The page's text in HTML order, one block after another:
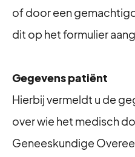
of door een
dit op het formulier
Gegevens patiënt
Hierbij vermeldt u de
over wie het medisch
Geneeskundige